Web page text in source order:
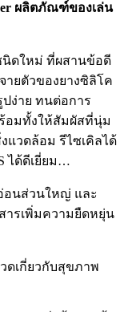
ผลิตภัณฑ์ของเล่น
นิดใหม่ ที่ผสานข้อดี
ายตัวของยางซิลิโค
ง่าย ทนต่อการ
อมทั้งให้สัมผัสที่นุ่ม
แวดล้อม รีไซเคิลได้
ได้ดีเยี่ยม…
อนส่วนใหญ่ และ
ารเพิ่มความยืดหยุ่น
ดเกี่ยวกับสุขภาพ